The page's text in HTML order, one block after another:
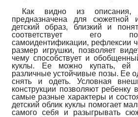
Как видно из описания,
предназначена для сюжетной
детский образ, близкий и
соответствует его
самоидентификации, рефлексии
размер игрушки, позволяет
чему способствует и
куклы. Ее можно купать, ей
различные устойчивые позы. Ее
снять и одеть. Условная
конструкции позволяют ребенку
самые разные характеры и
детский облик куклы помогает
самого себя и разыгрывать